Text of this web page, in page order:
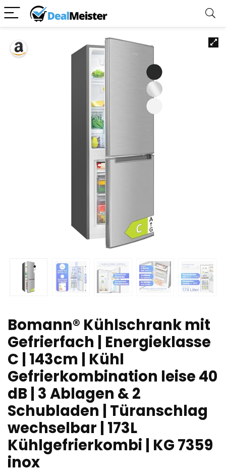
Bomann® Kühlschrank mit
Gefrierfach | Energieklasse
C | 143cm | Kühl
Gefrierkombination leise 40
dB | 3 Ablagen & 2
Schubladen | Türanschlag
wechselbar | 173L
Kühlgefrierkombi | KG 7359
inox